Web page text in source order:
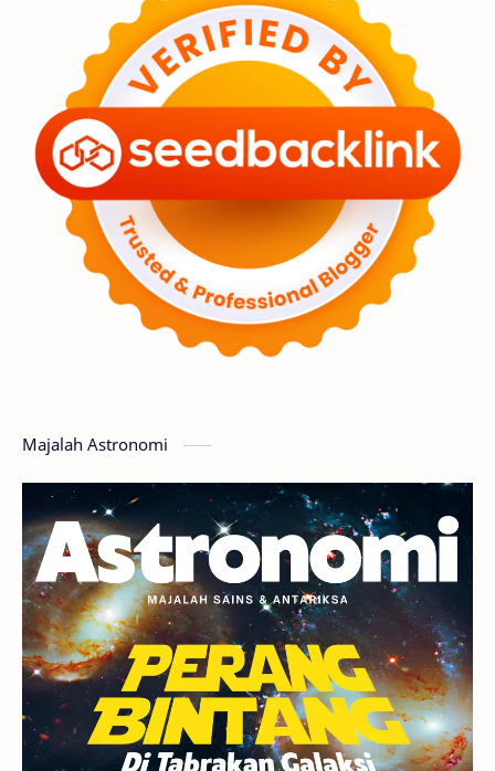
Asteroid Observasi
Premium Komet Bulan
Penelitian Serba-serbi Satelit
Luar Angkasa Video Aurora
Supernova Nebula Sponsored
Mars Planet Katai
GMT 2016
Planet Kerdil Bumi Pengetahuan
Berita Hujan Meteor Satelit Alami
Rasi Bintang Teleskop Saturnus
GBT 2018 UFO Advertorial
Astrofotografi
Majalah Astronomi